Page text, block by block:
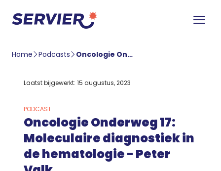
Home Podcasts Oncologie Onderweg 17: Moleculaire diagnostiek in de hematologie – Peter Valk
Laatst bijgewerkt: 15 augustus, 2023
PODCAST
Oncologie Onderweg 17:
Moleculaire diagnostiek in
de hematologie - Peter